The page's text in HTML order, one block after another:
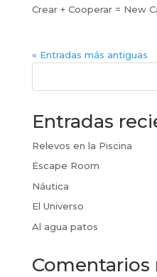
Crear + Cooperar = New
« Entradas más antiguas
Entradas
Relevos en la Piscina
Escape Room
Náutica
El Universo
Al agua patos
Comentarios